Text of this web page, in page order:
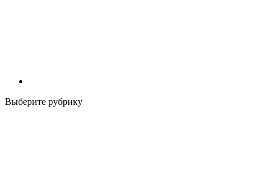
Выберите рубрику